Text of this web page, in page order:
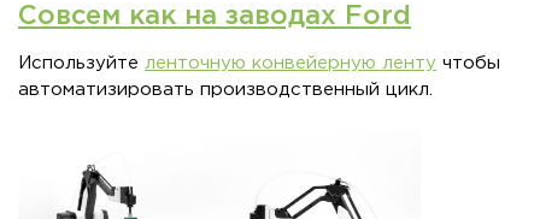
Совсем как на заводах Ford
Используйте ленточную конвейерную ленту чтобы
автоматизировать производственный цикл.